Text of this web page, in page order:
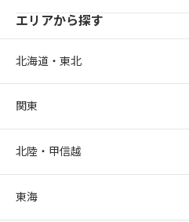
エリアから探す
北海道・東北
関東
北陸・甲信越
東海